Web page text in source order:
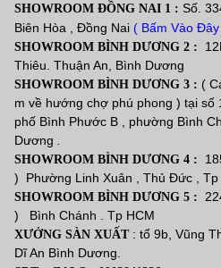
SHOWROOM ĐỒNG NAI 1 :Số.
Biên Hòa , Đồng Nai ( Bấm Vào
SHOWROOM BÌNH DƯƠNG 2 :
Thiêu. Thuận An, Bình Dương
SHOWROOM BÌNH DƯƠNG 3 : (
m về hướng chợ phú phong ) tại số
phố Bình Phước B , phường Bình
Dương
SHOWROOM BÌNH DƯƠNG 4 :
) Phường Linh Xuân , Thủ Đức , Tp
SHOWROOM BÌNH DƯƠNG 5 :
) Bình Chánh . Tp HCM
XƯỞNG SÀN XUẤT: tổ 9b, Vũng
Dĩ An Bình Dương.